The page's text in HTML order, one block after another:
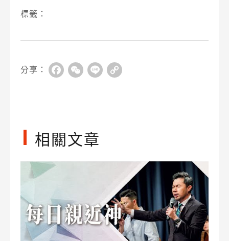
標籤：
分享： FacebookWeChat
Line
相關文章